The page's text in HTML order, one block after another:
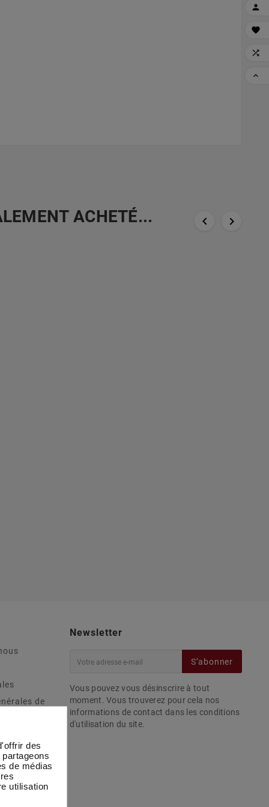
ACHETÉ...  
de
Newsletter
S’abonner
Vous pouvez vous désinscrire à tout
moment. Vous trouverez pour cela nos
informations de contact dans les conditions
d'utilisation du site.




des
de médias
utilisation